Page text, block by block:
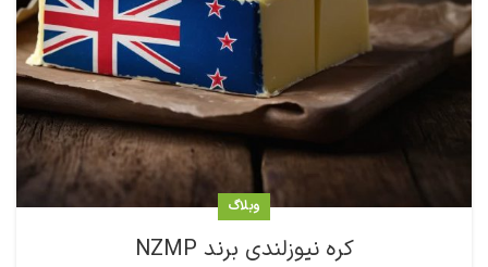
وبلاگ
کره نیوزلندی برند NZMP